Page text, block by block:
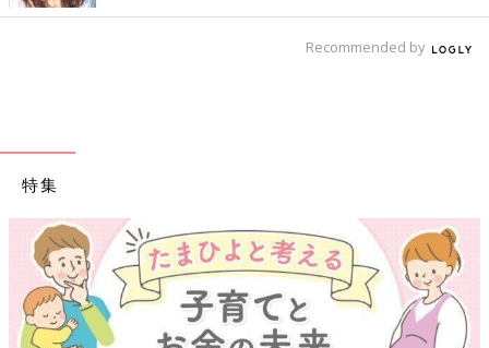
Recommended by
特集